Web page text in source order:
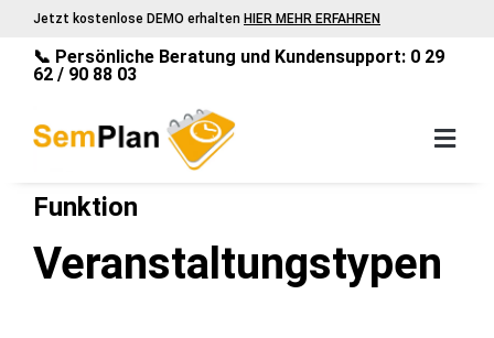
Jetzt kostenlose DEMO erhalten HIER MEHR ERFAHREN
📞 Persönliche Beratung und Kundensupport: 0 29
62 / 90 88 03
Funktion
Veranstaltungstypen